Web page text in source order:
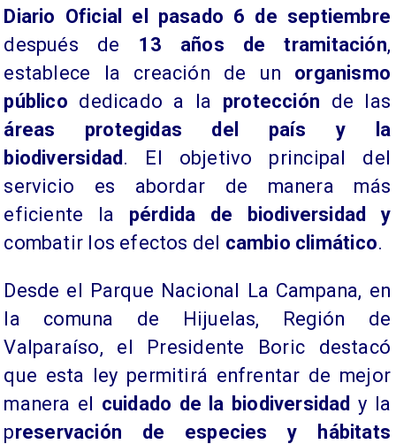
Diario Oficial el pasado 6 de septiembre
después de 13 años de tramitación,
establece la creación de un organismo
público dedicado a la protección de las
áreas protegidas del país y la
biodiversidad . El objetivo principal del
servicio es abordar de manera más
eficiente la pérdida de biodiversidad y
combatir los efectos del cambio climático.
Desde el Parque Nacional La Campana, en
la comuna de Hijuelas, Región de
Valparaíso, el Presidente Boric destacó
que esta ley permitirá enfrentar de mejor
manera el cuidado de la biodiversidad y la
preservación de especies y hábitats